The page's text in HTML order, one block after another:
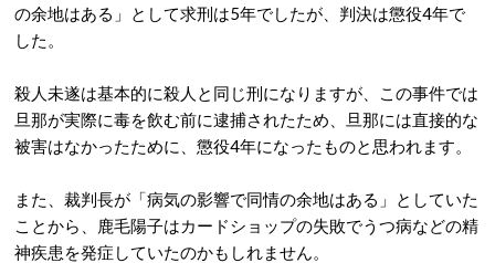
の余地はある」として求刑は5年でしたが、判決は懲役4年で
した。
殺人未遂は基本的に殺人と同じ刑になりますが、この事件では
旦那が実際に毒を飲む前に逮捕されたため、旦那には直接的な
被害はなかったために、懲役4年になったものと思われます。
また、裁判長が「病気の影響で同情の余地はある」としていた
ことから、鹿毛陽子はカードショップの失敗でうつ病などの精
神疾患を発症していたのかもしれません。